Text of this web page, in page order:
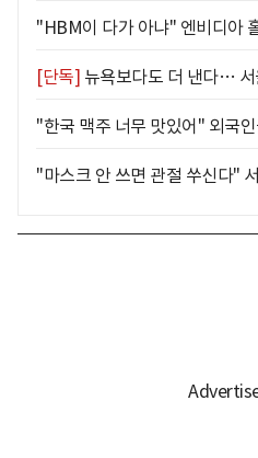
"HBM이 다가 아냐" 엔비디아
[단독] 뉴욕보다도 더 낸다…
"한국 맥주 너무 맛있어" 외국
"마스크 안 쓰면 관절 쑤신다"